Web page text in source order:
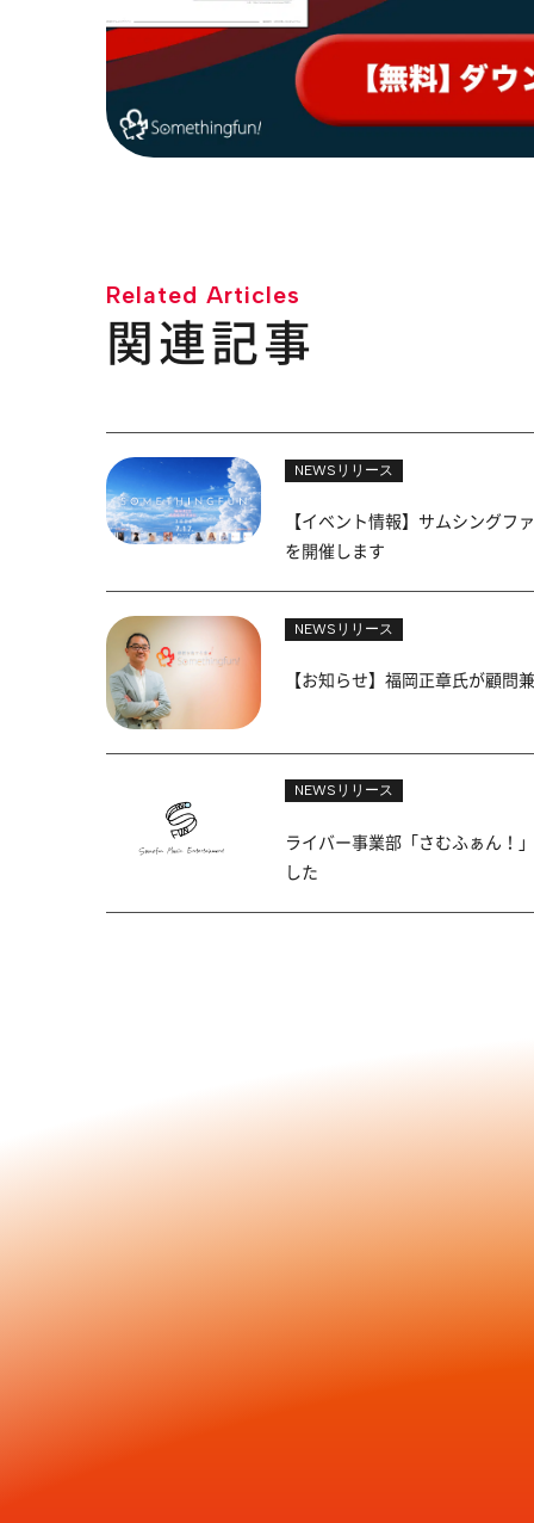
Related Articles
関連記事
NEWSリリース
【イベント情報】サムシングフ
を開催します
NEWSリリース
【お知らせ】福岡正章氏が顧問
NEWSリリース
ライバー事業部「さむふぁん！
した